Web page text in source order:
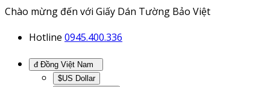
Chào mừng đến với Giấy Dán Tường Bảo Việt
Hotline 0945.400.336
$US Dollar